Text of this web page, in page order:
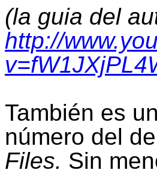
(la guia del
http://
También es
número del
Files. Sin